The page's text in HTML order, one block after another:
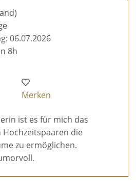
06.07.2026
8h
Merken
ist es für mich das
die
zu ermöglichen.